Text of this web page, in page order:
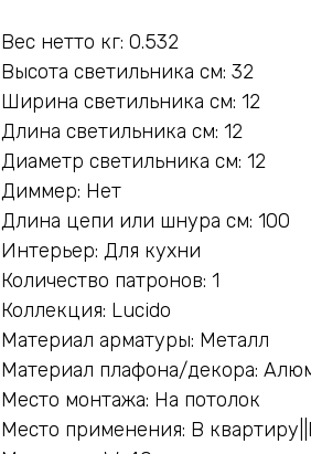
Вес нетто кг: 0.532
Высота светильника см: 32
Ширина светильника см: 12
Длина светильника см: 12
Диаметр светильника см: 12
Диммер: Нет
Длина цепи или шнура см: 100
Интерьер: Для кухни
Количество патронов: 1
Коллекция: Lucido
Материал арматуры: Металл
Материал плафона/декора:
Место монтажа: На потолок
Место применения: В